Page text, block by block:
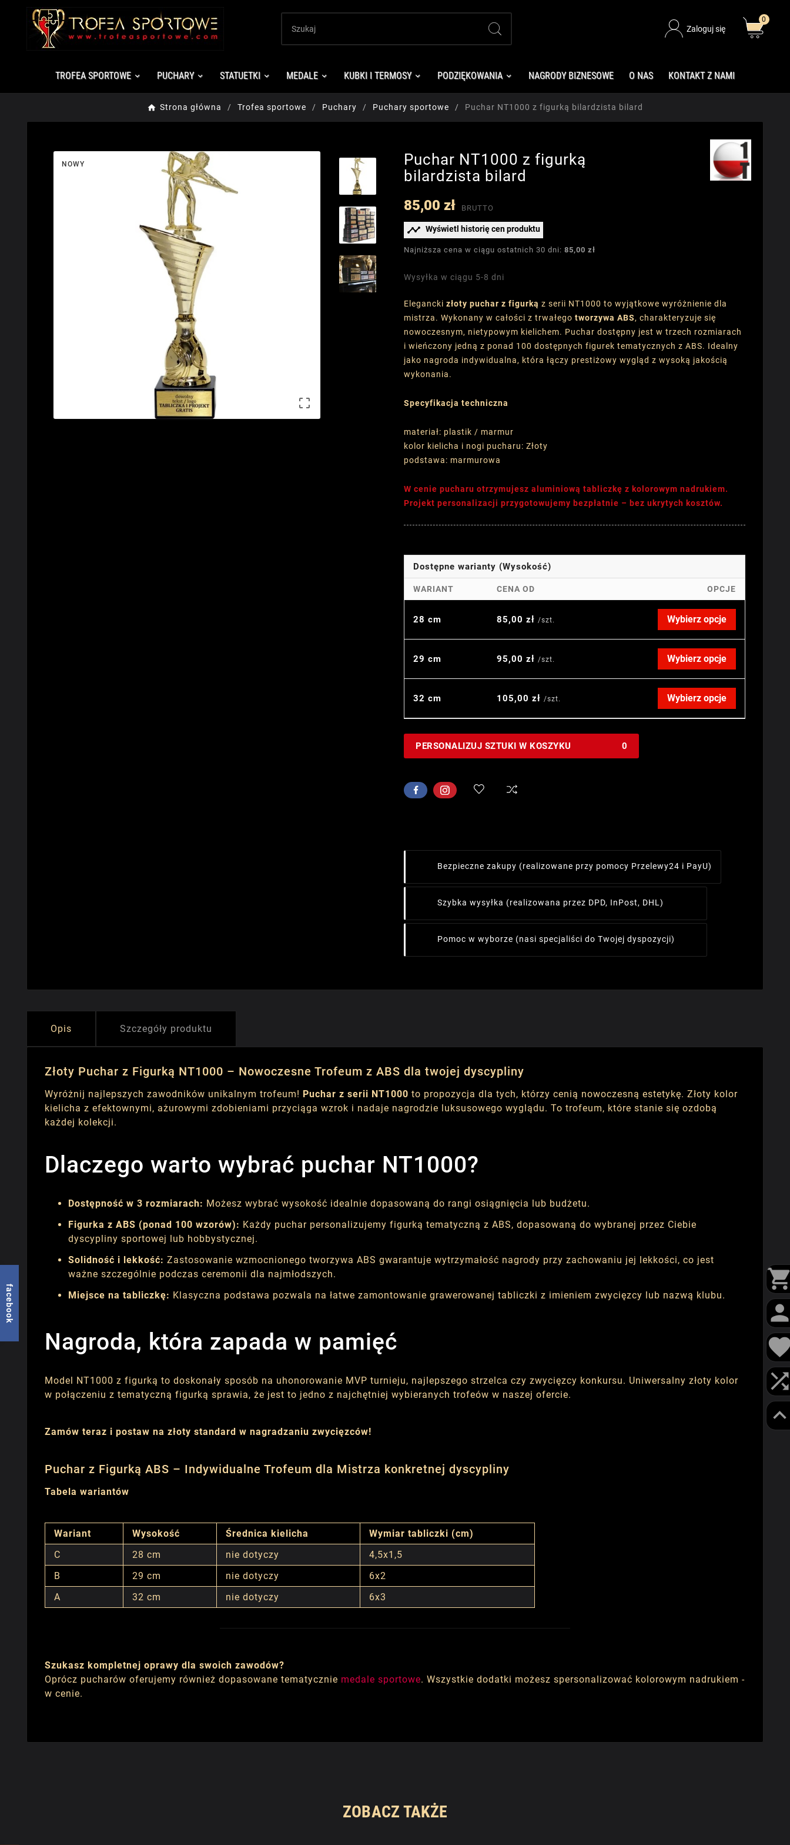
Zaloguj się
0
TROFEA SPORTOWE PUCHARY STATUETKI MEDALE KUBKI I TERMOSY PODZIĘKOWANIA NAGRODY BIZNESOWE O NAS KONTAKT Z NAMI
Strona główna Trofea sportowe Puchary Puchary sportowe Puchar NT1000 z figurką bilardzista bilard
NOWY

Puchar NT1000 z figurką
bilardzista bilard
85,00 zł BRUTTO
 Wyświetl historię cen produktu
Najniższa cena w ciągu ostatnich 30 dni: 85,00 zł
Wysyłka w ciągu 5-8 dni
Elegancki złoty puchar z figurką z serii NT1000 to wyjątkowe wyróżnienie dla
mistrza. Wykonany w całości z trwałego tworzywa ABS, charakteryzuje się
nowoczesnym, nietypowym kielichem. Puchar dostępny jest w trzech rozmiarach
i wieńczony jedną z ponad 100 dostępnych figurek tematycznych z ABS. Idealny
jako nagroda indywidualna, która łączy prestiżowy wygląd z wysoką jakością
wykonania.
Specyfikacja techniczna
materiał: plastik / marmur
kolor kielicha i nogi pucharu: Złoty
podstawa: marmurowa
W cenie pucharu otrzymujesz aluminiową tabliczkę z kolorowym nadrukiem.
Projekt personalizacji przygotowujemy bezpłatnie – bez ukrytych kosztów.
Dostępne warianty (Wysokość)
WARIANT CENA OD OPCJE
28 cm 85,00 zł /szt. Wybierz opcje
29 cm 95,00 zł /szt. Wybierz opcje
32 cm 105,00 zł /szt. Wybierz opcje
PERSONALIZUJ SZTUKI W KOSZYKU 0
Bezpieczne zakupy (realizowane przy pomocy Przelewy24 i PayU)
Szybka wysyłka (realizowana przez DPD, InPost, DHL)
Pomoc w wyborze (nasi specjaliści do Twojej dyspozycji)
Opis Szczegóły produktu
Złoty Puchar z Figurką NT1000 – Nowoczesne Trofeum z ABS dla twojej dyscypliny
Wyróżnij najlepszych zawodników unikalnym trofeum! Puchar z serii NT1000 to propozycja dla tych, którzy cenią nowoczesną estetykę. Złoty kolor
kielicha z efektownymi, ażurowymi zdobieniami przyciąga wzrok i nadaje nagrodzie luksusowego wyglądu. To trofeum, które stanie się ozdobą
każdej kolekcji.
Dlaczego warto wybrać puchar NT1000?
Dostępność w 3 rozmiarach: Możesz wybrać wysokość idealnie dopasowaną do rangi osiągnięcia lub budżetu.
Figurka z ABS (ponad 100 wzorów): Każdy puchar personalizujemy figurką tematyczną z ABS, dopasowaną do wybranej przez Ciebie
dyscypliny sportowej lub hobbystycznej.
Solidność i lekkość: Zastosowanie wzmocnionego tworzywa ABS gwarantuje wytrzymałość nagrody przy zachowaniu jej lekkości, co jest
ważne szczególnie podczas ceremonii dla najmłodszych.
Miejsce na tabliczkę: Klasyczna podstawa pozwala na łatwe zamontowanie grawerowanej tabliczki z imieniem zwycięzcy lub nazwą klubu.
Nagroda, która zapada w pamięć
Model NT1000 z figurką to doskonały sposób na uhonorowanie MVP turnieju, najlepszego strzelca czy zwycięzcy konkursu. Uniwersalny złoty kolor
w połączeniu z tematyczną figurką sprawia, że jest to jedno z najchętniej wybieranych trofeów w naszej ofercie.
Zamów teraz i postaw na złoty standard w nagradzaniu zwycięzców!
Puchar z Figurką ABS – Indywidualne Trofeum dla Mistrza konkretnej dyscypliny
Tabela wariantów
Wariant Wysokość Średnica kielicha
Wymiar tabliczki (cm)
C
28 cm nie dotyczy
4,5x1,5
B
29 cm nie dotyczy
6x2
A
32 cm nie dotyczy 6x3
Szukasz kompletnej oprawy dla swoich zawodów?
Oprócz pucharów oferujemy również dopasowane tematycznie medale sportowe. Wszystkie dodatki możesz spersonalizować kolorowym nadrukiem -
w cenie.
ZOBACZ TAKŻE
facebook